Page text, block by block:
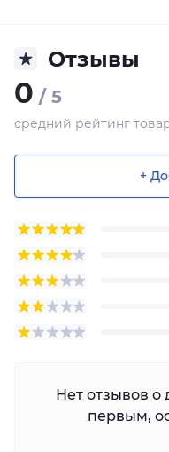
Отзывы
0 / 5
средний рейтинг
+
Нет отзывов о
первым,